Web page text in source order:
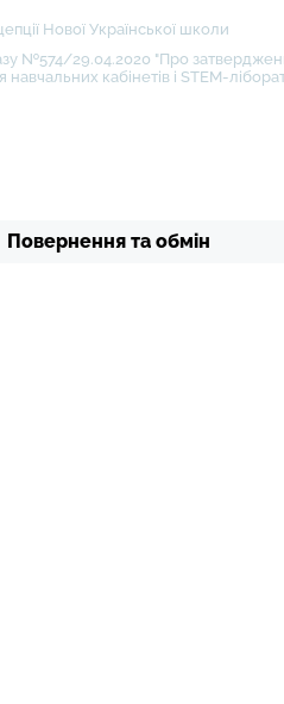
Нової Української школи
№574/29.04.2020 "Про
кабінетів і STEM-
Повернення та обмін